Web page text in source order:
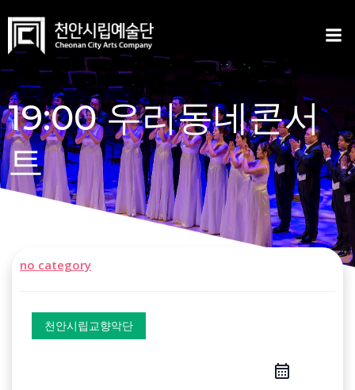
content
19:00 우리동네콘서
트
no category
천안시립교향악단